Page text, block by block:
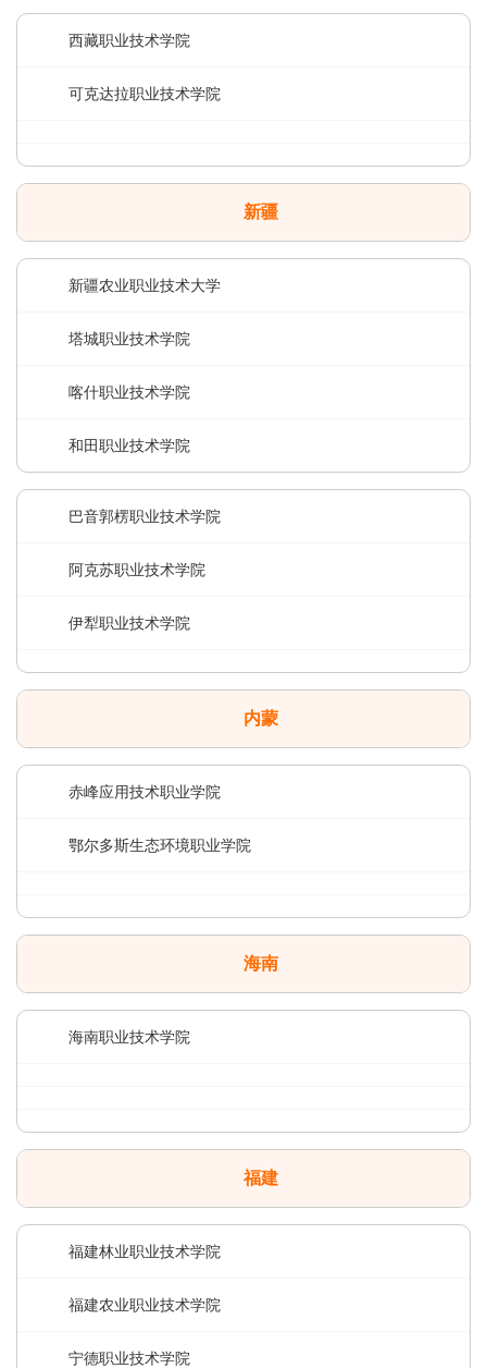
西藏职业技术学院
可克达拉职业技术学院
新疆
新疆农业职业技术大学
塔城职业技术学院
喀什职业技术学院
和田职业技术学院
巴音郭楞职业技术学院
阿克苏职业技术学院
伊犁职业技术学院
内蒙
赤峰应用技术职业学院
鄂尔多斯生态环境职业学院
海南
海南职业技术学院
福建
福建林业职业技术学院
福建农业职业技术学院
宁德职业技术学院